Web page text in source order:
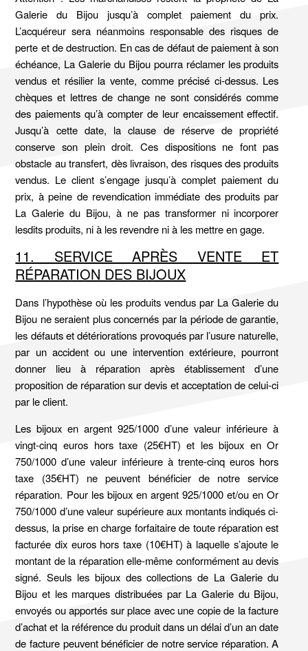
Galerie du Bijou jusqu’à complet paiement du prix.
L’acquéreur sera néanmoins responsable des risques de
perte et de destruction. En cas de défaut de paiement à son
échéance, La Galerie du Bijou pourra réclamer les produits
vendus et résilier la vente, comme précisé ci-dessus. Les
chèques et lettres de change ne sont considérés comme
des paiements qu’à compter de leur encaissement effectif.
Jusqu’à cette date, la clause de réserve de propriété
conserve son plein droit. Ces dispositions ne font pas
obstacle au transfert, dès livraison, des risques des produits
vendus. Le client s’engage jusqu’à complet paiement du
prix, à peine de revendication immédiate des produits par
La Galerie du Bijou, à ne pas transformer ni incorporer
lesdits produits, ni à les revendre ni à les mettre en gage.
11. SERVICE APRÈS VENTE ET
RÉPARATION DES BIJOUX
Dans l’hypothèse où les produits vendus par La Galerie du
Bijou ne seraient plus concernés par la période de garantie,
les défauts et détériorations provoqués par l’usure naturelle,
par un accident ou une intervention extérieure, pourront
donner lieu à réparation après établissement d’une
proposition de réparation sur devis et acceptation de celui-ci
par le client.
Les bijoux en argent 925/1000 d’une valeur inférieure à
vingt-cinq euros hors taxe (25€HT) et les bijoux en Or
750/1000 d’une valeur inférieure à trente-cinq euros hors
taxe (35€HT) ne peuvent bénéficier de notre service
réparation. Pour les bijoux en argent 925/1000 et/ou en Or
750/1000 d’une valeur supérieure aux montants indiqués ci-
dessus, la prise en charge forfaitaire de toute réparation est
facturée dix euros hors taxe (10€HT) à laquelle s’ajoute le
montant de la réparation elle-même conformément au devis
signé. Seuls les bijoux des collections de La Galerie du
Bijou et les marques distribuées par La Galerie du Bijou,
envoyés ou apportés sur place avec une copie de la facture
d’achat et la référence du produit dans un délai d’un an date
de facture peuvent bénéficier de notre service réparation. A